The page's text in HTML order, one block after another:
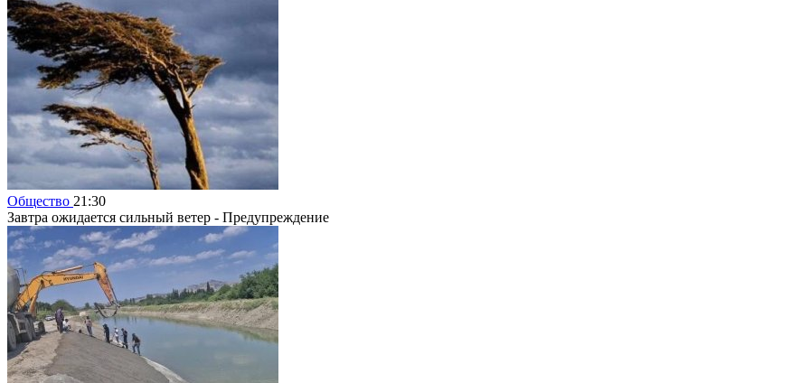
Общество 21:30
Завтра ожидается сильный ветер - Предупреждение